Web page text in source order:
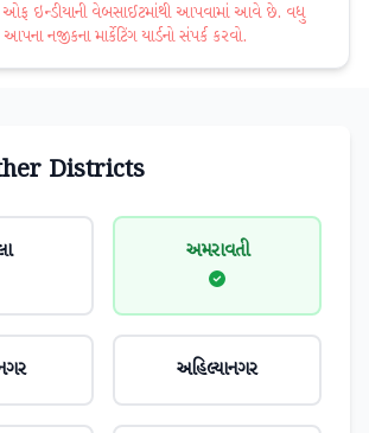
ઇન્ડીયાની વેબસાઈટમાંથી આપવામાં આવે છે. વધુ
નજીકના માર્કેટિંગ યાર્ડનો સંપર્ક કરવો.
Districts
અમરાવતી
અહિલ્યાનગર